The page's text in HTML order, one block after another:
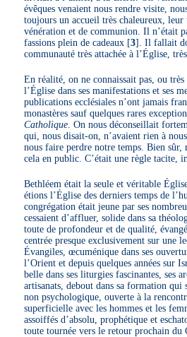
évêques venaient nous rendre visite,
toujours un accueil très chaleureux, leur
vénération et de communion. Il n’était
fassions plein de cadeaux [3] . Il fallait
communauté très attachée à l’Église,
En réalité, on ne connaissait pas, ou très
l’Église dans ses manifestations et ses
publications ecclésiales n’ont jamais
monastères sauf quelques rares
Catholique . On nous déconseillait
qui, nous disait-on, n’avaient rien à
nous faire perdre notre temps. Bien sûr,
cela en public. C’était une règle tacite,
Bethléem était la seule et véritable
étions l’Église des derniers temps de
congrégation était jeune par ses
cessaient d’affluer, solide dans sa
toute de profondeur et de qualité,
centrée presque exclusivement sur une
Évangiles, œcuménique dans ses
l’Orient et depuis quelques années sur
belle dans ses liturgies fascinantes, ses
artisanats, debout dans sa formation qui
non psychologique, ouverte à la
superficielle avec les hommes et les
assoiffés d’absolu, prophétique et
toute tournée vers le retour prochain du